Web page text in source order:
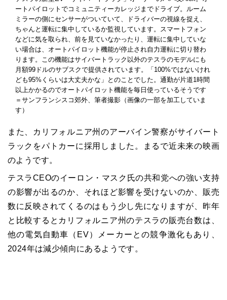
ートパイロットでコミュニティーカレッジまでドライブ。ルーム
ミラーの側にセンサーがついていて、ドライバーの視線を捉え、
ちゃんと運転に集中しているか監視しています。スマートフォン
などに気を取られ、前を見ていなかったり、運転に集中していな
い場合は、オートパイロット機能が停止され自力運転に切り替わ
ります。この機能はサイバートラック以外のテスラのモデルにも
月額99ドルのサブスクで提供されています。「100%ではないけれ
ども95%くらいは大丈夫かな」とのことでした。通勤が片道1時間
以上かかるのでオートパイロット機能を毎日使っているそうです
＝サンフランシスコ郊外、筆者撮影（画像の一部を加工していま
す）
また、カリフォルニア州のアーバイン警察がサイバート
ラックをパトカーに採用しました。まるで近未来の映画
のようです。
テスラCEOのイーロン・マスク氏の共和党への強い支持
の影響が出るのか、それほど影響を受けないのか、販売
数に反映されてくるのはもう少し先になりますが、昨年
と比較するとカリフォルニア州のテスラの販売台数は、
他の電気自動車（EV）メーカーとの競争激化もあり、
2024年は減少傾向にあるようです。